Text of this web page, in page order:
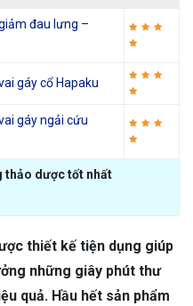
đau lưng –
gáy cổ Hapaku
gáy ngải cứu
thảo dược tốt nhất
thiết kế tiện dụng giúp
những giây phút thư
quả. Hầu hết sản phẩm